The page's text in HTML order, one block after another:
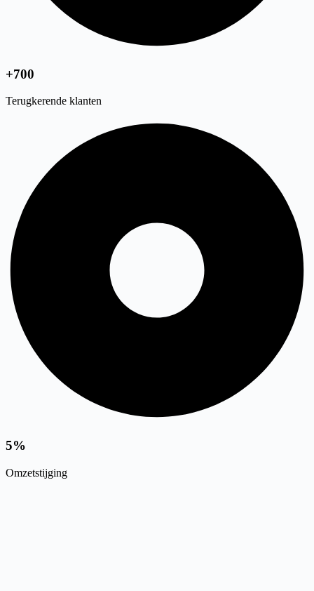
+700
Terugkerende klanten
5%
Omzetstijging